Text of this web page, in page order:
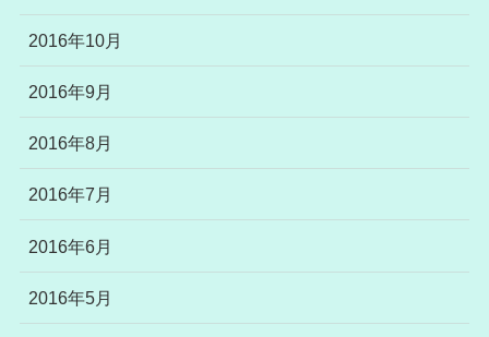
2016年10月
2016年9月
2016年8月
2016年7月
2016年6月
2016年5月